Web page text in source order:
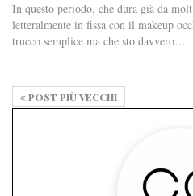
In questo periodo, che dura già da
letteralmente in fissa con il makeup
trucco semplice ma che sto davvero…
POST PIÙ VECCHI